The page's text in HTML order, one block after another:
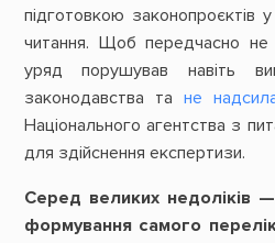
підготовкою законопроєктів
читання. Щоб передчасно не
уряд порушував навіть
законодавства та не
Національного агентства з
для здійснення експертизи.
Серед великих недоліків
формування самого